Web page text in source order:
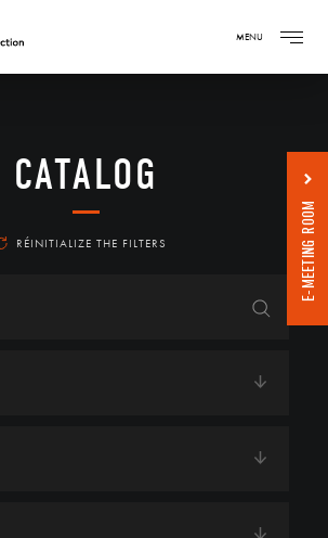
MENU
CATALOG
RÉINITIALIZE THE FILTERS E-MEETING ROOM